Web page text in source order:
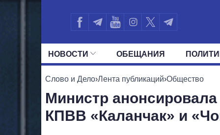
НОВОСТИ ОБЕЩАНИЯ
ВСЕ ПОЛИТИКИ ПРЕЗИДЕНТ И
Слово и Дело›Лента публикаций›Общество
Министр
КПВВ «Каланчак» и